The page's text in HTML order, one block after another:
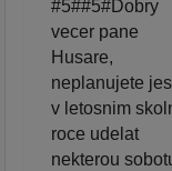
#5##5#Dobry
vecer pane
Husare,
neplanujete
v letosnim
roce udelat
nekterou